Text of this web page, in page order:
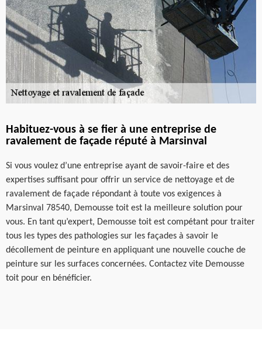
Habituez-vous à se fier à une entreprise de
ravalement de façade réputé à Marsinval
Si vous voulez d’une entreprise ayant de savoir-faire et des
expertises suffisant pour offrir un service de nettoyage et de
ravalement de façade répondant à toute vos exigences à
Marsinval 78540, Demousse toit est la meilleure solution pour
vous. En tant qu’expert, Demousse toit est compétant pour traiter
tous les types des pathologies sur les façades à savoir le
décollement de peinture en appliquant une nouvelle couche de
peinture sur les surfaces concernées. Contactez vite Demousse
toit pour en bénéficier.